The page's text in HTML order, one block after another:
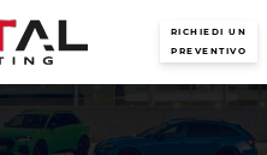
RICHIEDI UN
PREVENTIVO